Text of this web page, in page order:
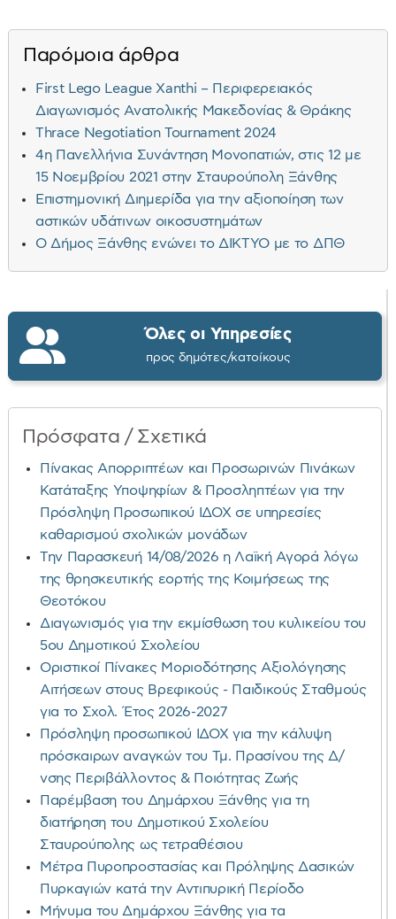
Παρόμοια άρθρα
First Lego League Xanthi – Περιφερειακός
Διαγωνισμός Ανατολικής Μακεδονίας & Θράκης
Τhrace Negotiation Tournament 2024
4η Πανελλήνια Συνάντηση Μονοπατιών, στις 12 με
15 Νοεμβρίου 2021 στην Σταυρούπολη Ξάνθης
Επιστημονική Διημερίδα για την αξιοποίηση των
αστικών υδάτινων οικοσυστημάτων
Ο Δήμος Ξάνθης ενώνει το ΔΙΚΤΥΟ με το ΔΠΘ
Όλες οι Υπηρεσίες
προς δημότες/κατοίκους
Πρόσφατα / Σχετικά
Πίνακας Απορριπτέων και Προσωρινών Πινάκων
Κατάταξης Υποψηφίων & Προσληπτέων για την
Πρόσληψη Προσωπικού ΙΔΟΧ σε υπηρεσίες
καθαρισμού σχολικών μονάδων
Την Παρασκευή 14/08/2026 η Λαϊκή Αγορά λόγω
της θρησκευτικής εορτής της Κοιμήσεως της
Θεοτόκου
Διαγωνισμός για την εκμίσθωση του κυλικείου του
5ου Δημοτικού Σχολείου
Οριστικοί Πίνακες Μοριοδότησης Αξιολόγησης
Αιτήσεων στους Βρεφικούς - Παιδικούς Σταθμούς
για το Σχολ. Έτος 2026-2027
Πρόσληψη προσωπικού ΙΔΟΧ για την κάλυψη
πρόσκαιρων αναγκών του Τμ. Πρασίνου της Δ/
νσης Περιβάλλοντος & Ποιότητας Ζωής
Παρέμβαση του Δημάρχου Ξάνθης για τη
διατήρηση του Δημοτικού Σχολείου
Σταυρούπολης ως τετραθέσιου
Μέτρα Πυροπροστασίας και Πρόληψης Δασικών
Πυρκαγιών κατά την Αντιπυρική Περίοδο
Μήνυμα του Δημάρχου Ξάνθης για τα